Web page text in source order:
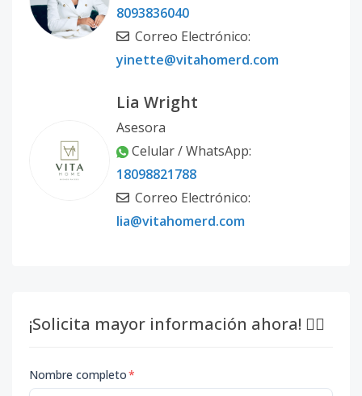
8093836040
Correo Electrónico:
yinette@vitahomerd.com
Lia Wright
Asesora
Celular / WhatsApp:
18098821788
Correo Electrónico:
lia@vitahomerd.com
¡Solicita mayor información ahora! 👇🏽
Nombre completo*